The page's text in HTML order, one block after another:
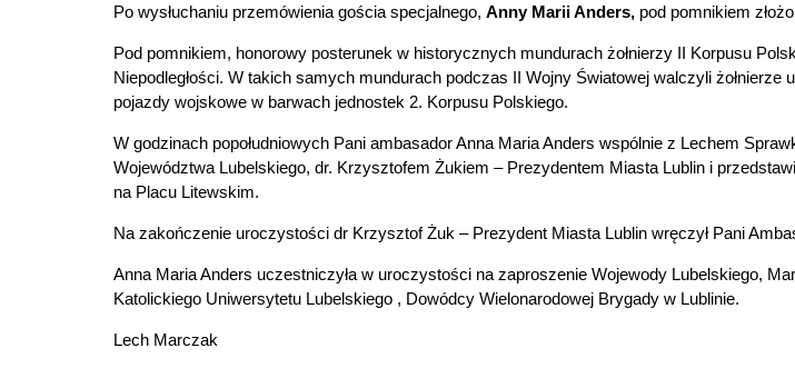
Po wysłuchaniu przemówienia gościa specjalnego, Anny Marii Anders, pod pomnikiem
Pod pomnikiem, honorowy posterunek w historycznych mundurach żołnierzy II Korpusu
Niepodległości. W takich samych mundurach podczas II Wojny Światowej walczyli
pojazdy wojskowe w barwach jednostek 2. Korpusu Polskiego.
W godzinach popołudniowych Pani ambasador Anna Maria Anders wspólnie z Lechem
Województwa Lubelskiego, dr. Krzysztofem Żukiem – Prezydentem Miasta Lublin i
na Placu Litewskim.
Na zakończenie uroczystości dr Krzysztof Żuk – Prezydent Miasta Lublin wręczył Pani
Anna Maria Anders uczestniczyła w uroczystości na zaproszenie Wojewody Lubelskiego,
Katolickiego Uniwersytetu Lubelskiego , Dowódcy Wielonarodowej Brygady w Lublinie.
Lech Marczak